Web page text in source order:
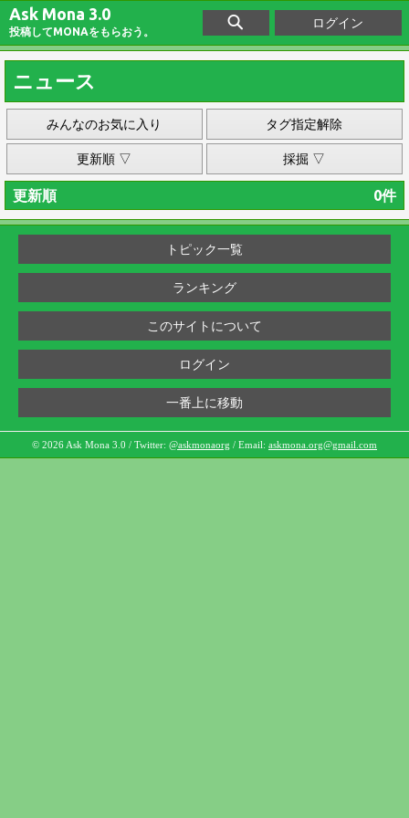
Ask Mona 3.0
投稿してMONAをもらおう。
ログイン
ニュース
みんなのお気に入り タグ指定解除
更新順 ▽ 採掘 ▽
更新順 0件
トピック一覧
ランキング
このサイトについて
ログイン
一番上に移動
© 2026 Ask Mona 3.0 / Twitter: @askmonaorg / Email: askmona.org@gmail.com